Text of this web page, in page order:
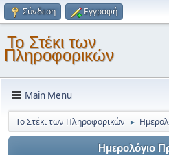
Σύνδεση Εγγραφή
Το Στέκι των
Πληροφορικών
Main Menu
Το Στέκι των Πληροφορικών ►
Ημερολόγιο